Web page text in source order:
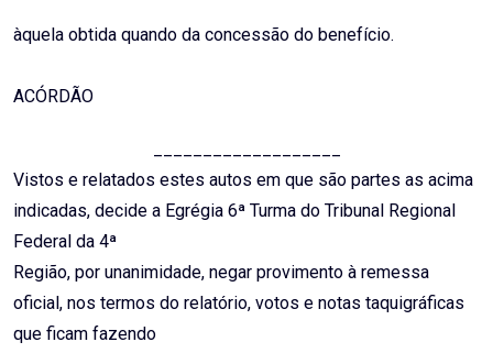
àquela obtida quando da concessão do benefício.
ACÓRDÃO
Vistos e relatados estes autos em que são partes as acima
indicadas, decide a Egrégia 6ª Turma do Tribunal Regional
Federal da 4ª
Região, por unanimidade, negar provimento à remessa
oficial, nos termos do relatório, votos e notas taquigráficas
que ficam fazendo